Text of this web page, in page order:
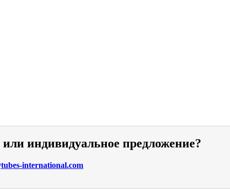
индивидуальное предложение?
international.com